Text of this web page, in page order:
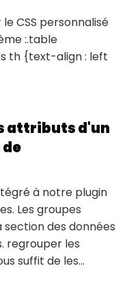
CSS personnalisé
:.table
th {text-align : left
attributs d'un
à notre plugin
Les groupes
des données
regrouper les
suffit de les...